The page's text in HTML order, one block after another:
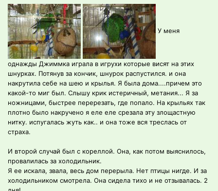
У меня
однажды Джиммка играла в игрухи которые висят на этих
шнурках. Потянув за кончик, шнурок распустился. и она
накрутила себе на шею и крылья. Я была дома....причем это
какой-то миг был. Слышу крик истеричный, метания... Я за
ножницами, быстрее перерезать, где попало. На крыльях так
плотно было накручено я еле еле срезала эту злощастную
нитку. испугалась жуть как.. и она тоже вся треслась от
страха.
И второй случай был с кореллой. Она, как потом выяснилось,
провалилась за холодильник.
Я ее искала, звала, весь дом перерыла. Нет птицы нигде. И за
холодильником смотрела. Она сидела тихо и не отзывалась. 2